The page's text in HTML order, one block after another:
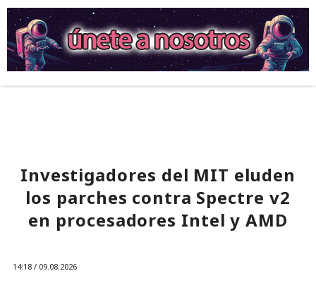
Investigadores del MIT eluden
los parches contra Spectre v2
en procesadores Intel y AMD
14:18 / 09.08.2026